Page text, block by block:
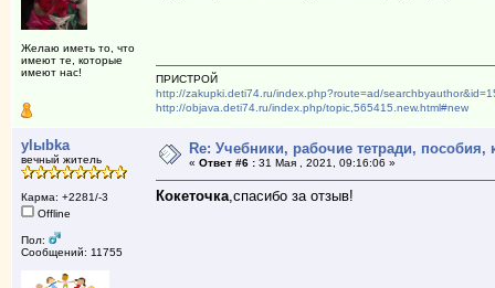
Желаю иметь то, что
имеют те, которые
имеют нас!
ПРИСТРОЙ
http://zakupki.deti74.ru/index.php?route=ad/
http://objava.deti74.ru/index.php/topic,565415.new.html#new
ylыbka
вечный житель
Карма: +2281/-3
Offline
Пол:
Сообщений: 11755
Re: Учебники, рабочие тетради,
« Ответ #6 :31 Мая , 2021, 09:16:06 »
Кокеточка,спасибо за отзыв!